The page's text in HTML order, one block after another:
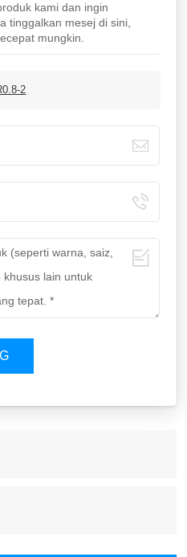
kami dan ingin
tinggalkan mesej di sini,
mungkin.
2